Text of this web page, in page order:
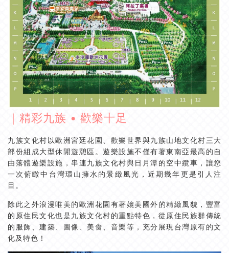
｜精彩九族 • 歡樂十足
九族文化村以歐洲宮廷花園、歡樂世界與九族山地文化村三大
部份組成大型休閒遊憩區。遊樂設施不僅有著東南亞最高的自
由落體遊樂設施，串連九族文化村與日月潭的空中纜車，讓您
一次俯瞰中台灣環山擁水的景緻風光，近期幾年更是引人注
目。
除此之外浪漫唯美的歐洲花園有著媲美國外的精緻風貌，豐富
的原住民文化也是九族文化村的重點特色，從原住民族群傳統
的服飾、建築、圖像、美食、音樂等，充分展現台灣原有的文
化及特色！